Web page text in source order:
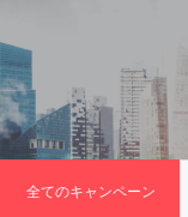
全てのキャンペーン